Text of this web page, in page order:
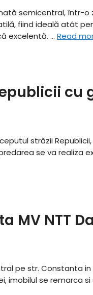
semicentral, într-o
fiind ideală atât
excelentă. … Read
cu
străzii
se va realiza
MV NTT
pe str. Constanta
se remarca